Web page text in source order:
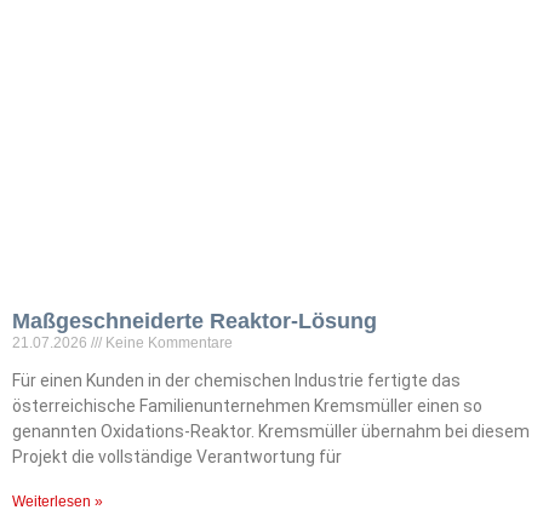
Maßgeschneiderte Reaktor-Lösung
21.07.2026 Keine Kommentare
Für einen Kunden in der chemischen Industrie fertigte das
österreichische Familienunternehmen Kremsmüller einen so
genannten Oxidations-Reaktor. Kremsmüller übernahm bei diesem
Projekt die vollständige Verantwortung für
Weiterlesen »